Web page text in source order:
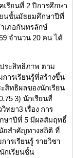
เรียนที่ 2 ปีการศึกษา
ยนชั้นมัธยมศึกษาปีที่
เภอกันทรลักษ์
จำนวน 20 คน ได้
ระสิทธิภาพ ตาม
ารเรียนรู้ที่สร้างขึ้น
สิทธิผลของนักเรียน
3) นักเรียนที่
ทยา3 เรื่อง การ
ษาปีที่ 5 มีผลสัมฤทธิ์
นัยสำคัญทางสถิติ ที่
ารเรียนรู้ รายวิชา
กเรียนชั้น